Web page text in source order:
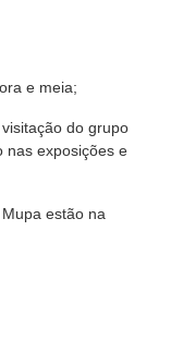
e meia;
do grupo
nas exposições e
estão na